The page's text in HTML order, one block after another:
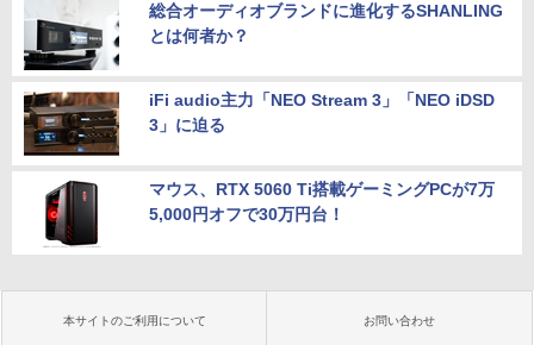
総合オーディオブランドに進化するSHANLING
とは何者か？
iFi audio主力「NEO Stream 3」「NEO iDSD
3」に迫る
マウス、RTX 5060 Ti搭載ゲーミングPCが7万
5,000円オフで30万円台！
本サイトのご利用について お問い合わせ